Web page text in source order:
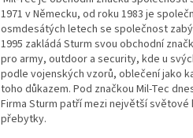
1971 v Německu, od roku 1983 je
osmdesátých letech se společnost
1995 zakládá Sturm svou obchodní
pro army, outdoor a security, kde u
podle vojenských vzorů, oblečení jako
toho důkazem. Pod značkou Mil-Tec
Firma Sturm patří mezi největší světové
přebytky.